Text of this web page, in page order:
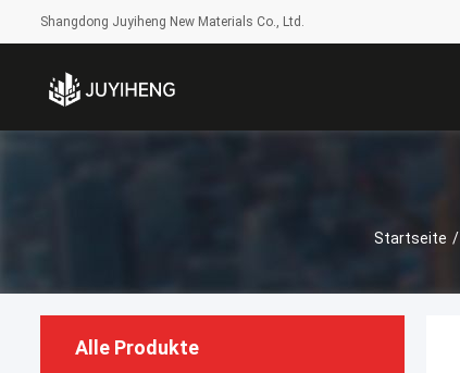
Shangdong Juyiheng New Materials Co., Ltd.
Startseite /
Alle Produkte